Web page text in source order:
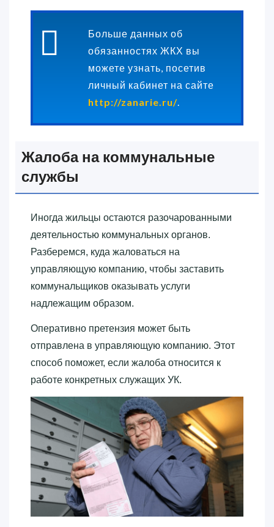
Больше данных об
обязанностях ЖКХ вы
можете узнать, посетив
личный кабинет на сайте
http://zanarie.ru/.
Жалоба на коммунальные
службы
Иногда жильцы остаются разочарованными
деятельностью коммунальных органов.
Разберемся, куда жаловаться на
управляющую компанию, чтобы заставить
коммунальщиков оказывать услуги
надлежащим образом.
Оперативно претензия может быть
отправлена в управляющую компанию. Этот
способ поможет, если жалоба относится к
работе конкретных служащих УК.